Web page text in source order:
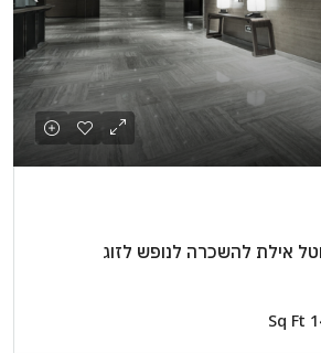
אילת להשכרה לנופש לזוג
Sq Ft